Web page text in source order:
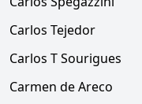
Carlos Tejedor
Carlos T Sourigues
Carmen de Areco